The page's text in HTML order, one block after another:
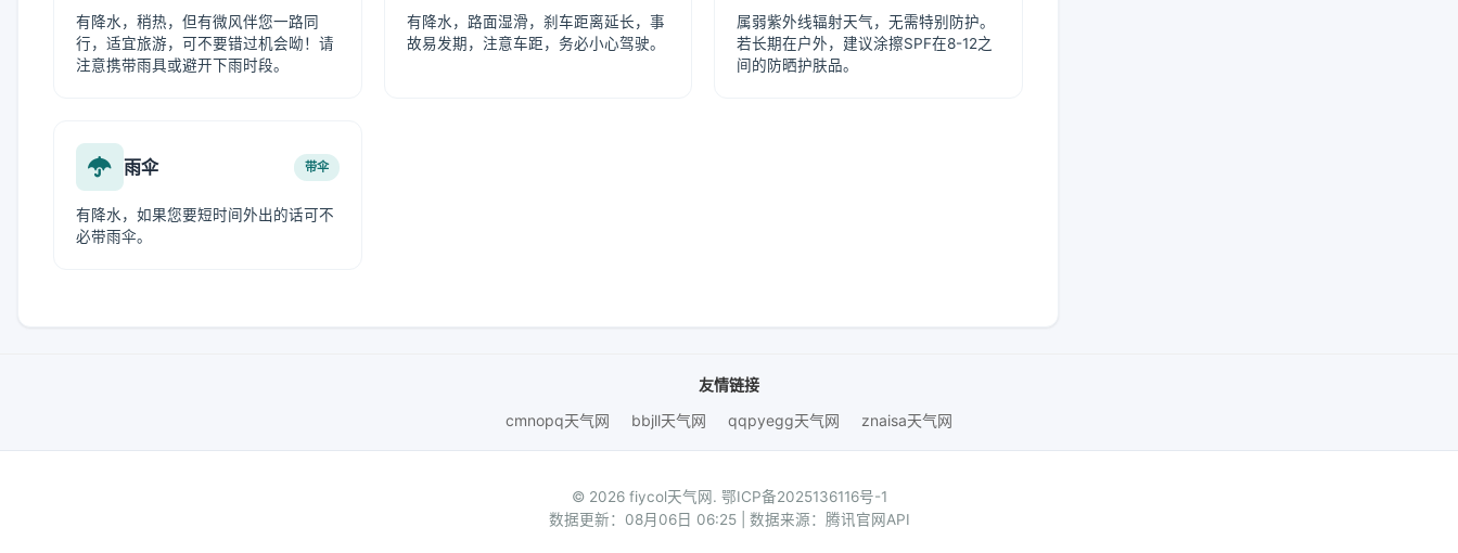
有降水，稍热，但有微风伴您一路同
行，适宜旅游，可不要错过机会呦！请
注意携带雨具或避开下雨时段。
有降水，路面湿滑，刹车距离延长，事
故易发期，注意车距，务必小心驾驶。
属弱紫外线辐射天气，无需特别防护。
若长期在户外，建议涂擦SPF在8-12之
间的防晒护肤品。
雨伞 带伞
有降水，如果您要短时间外出的话可不
必带雨伞。
友情链接
cmnopq天气网
bbjll天气网 qqpyegg天气网 znaisa天气网
© 2026 fiycol天气网. 鄂ICP备2025136116号-1
数据更新：08月06日 06:25 | 数据来源：腾讯官网API